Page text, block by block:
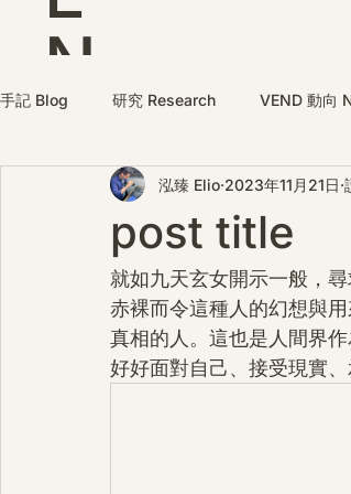
N
D
手記 Blog 研究 Research VEND 動向
post title
泓臻 Elio 2023年11月21日
就如九天玄女開示一般，
赤裸而令這種人的幻想與
真相的人。這也是人間界
好好面對自己、接受現實、